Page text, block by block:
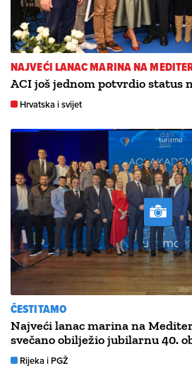
NAJVEĆI LANAC MARINA NA
ACI još jednom potvrdio status
Hrvatska i svijet
ČESTITAMO
Najveći lanac marina na
svečano obilježio jubilarnu 40.
Rijeka i PGŽ